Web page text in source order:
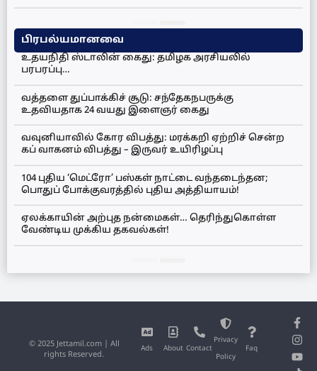
பிரபல்யமானவை
உதயநிதி ஸ்டாலின் கைது: தமிழக அரசியலில்
பரபரப்பு…
வத்தளை துப்பாக்கிச் சூடு: சந்தேகநபருக்கு
உதவியதாக 24 வயது இளைஞர் கைது
வவுனியாவில் கோர விபத்து: மரக்கறி ஏற்றிச் சென்ற
கப் வாகனம் விபத்து – இருவர் உயிரிழப்பு
104 புதிய ‘மெட்ரோ’ பஸ்கள் நாட்டை வந்தடைந்தன;
பொதுப் போக்குவரத்தில் புதிய அத்தியாயம்!
ஏலக்காயின் அற்புத நன்மைகள்… தெரிந்துகொள்ள
வேண்டிய முக்கிய தகவல்கள்!
Ads About Contact
Privacy
Policy
Faq
© 2025 Jettamil.com | All
rights Reserved.